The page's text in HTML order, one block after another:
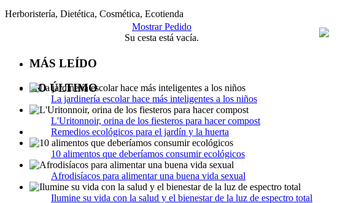
Herboristería, Dietética, Cosmética, Ecotienda
Mostrar Pedido
Su cesta está vacía.
MÁS LEÍDO
LO ÚLTIMO
La jardinería escolar hace más inteligentes a los niños
L'Uritonnoir, orina de los fiesteros para hacer compost
Remedios ecológicos para el jardín y la huerta
10 alimentos que deberíamos consumir ecológicos
Afrodisíacos para alimentar una buena vida sexual
Ilumine su vida con la salud y el bienestar de la luz de espectro total